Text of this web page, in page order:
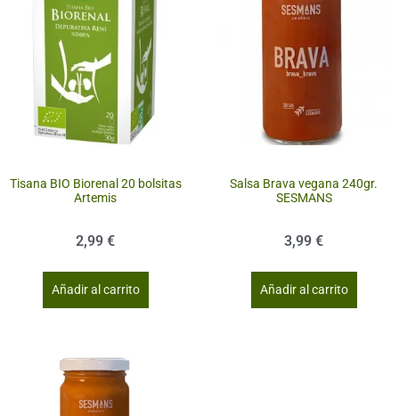
Tisana BIO Biorenal 20 bolsitas
Artemis
2,99 €
Añadir al carrito
Salsa Brava vegana 240gr.
SESMANS
3,99 €
Añadir al carrito